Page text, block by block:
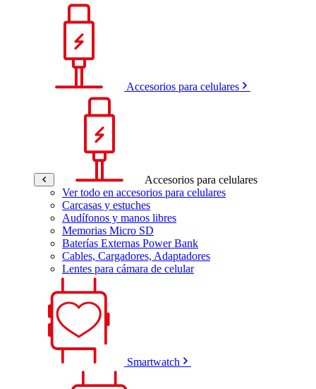
Accesorios para celulares
Accesorios para celulares
Ver todo en accesorios para celulares
Carcasas y estuches
Audífonos y manos libres
Memorias Micro SD
Baterías Externas Power Bank
Cables, Cargadores, Adaptadores
Lentes para cámara de celular
Smartwatch